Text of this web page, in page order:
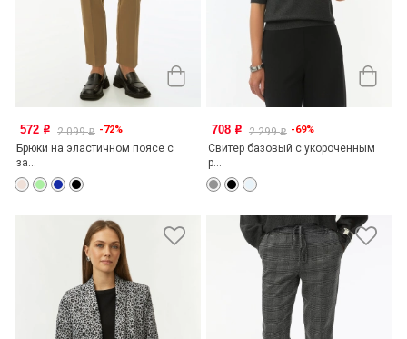
572 o 2 099o -72%
Брюки на эластичном поясе с
за...
708 o 2 299o -69%
Свитер базовый с укороченным
р...